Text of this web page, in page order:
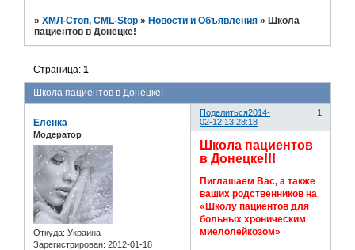
»ХМЛ-Стоп, CML-Stop » Новости и Объявления » Школа
пациентов в Донецке!
Школа пациентов в Донецке!
Страница:1
Поделиться 1
2014-
02-12 13:28:18
Еленка
Модератор
Откуда: Украина
Зарегистрирован: 2012-01-18
Школа пациентов
в Донецке!!!
Пиглашаем Вас, а также
ваших родственников на
«Школу пациентов для
больных хроническим
миелолейкозом»